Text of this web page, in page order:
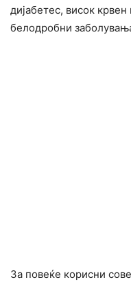
дијабетес, висок
белодробни
За повеќе корисни